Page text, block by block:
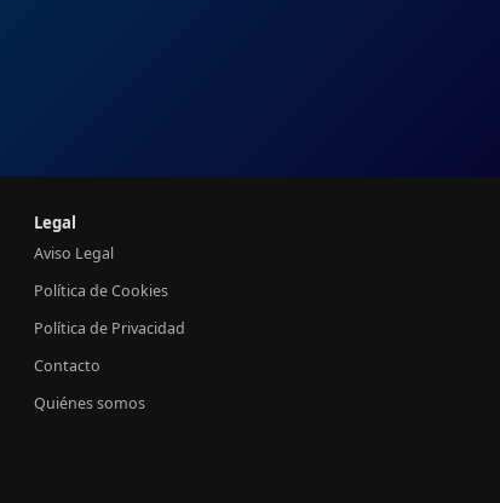
Legal
Aviso Legal
Política de Cookies
Política de Privacidad
Contacto
Quiénes somos